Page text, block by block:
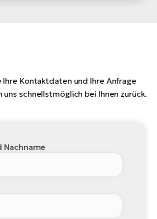
Ihre Kontaktdaten und Ihre Anfrage
uns schnellstmöglich bei Ihnen zurück.
Nachname